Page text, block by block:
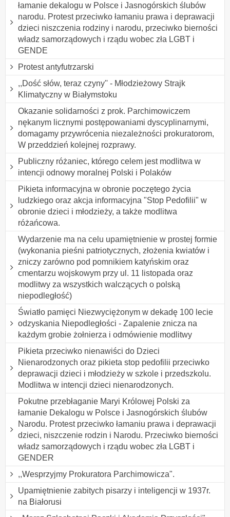
łamanie dekalogu w Polsce i Jasnogórskich ślubów
narodu. Protest przeciwko łamaniu prawa i deprawacji
dzieci niszczenia rodziny i narodu, przeciwko bierności
władz samorządowych i rządu wobec zła LGBT i
GENDE
Protest antyfutrzarski
,,Dość słów, teraz czyny'' - Młodzieżowy Strajk
Klimatyczny w Białymstoku
Okazanie solidarności z prok. Parchimowiczem
nękanym licznymi postępowaniami dyscyplinarnymi,
domagamy przywrócenia niezależności prokuratorom,
W przeddzień kolejnej rozprawy.
Publiczny różaniec, którego celem jest modlitwa w
intencji odnowy moralnej Polski i Polaków
Pikieta informacyjna w obronie poczętego życia
ludzkiego oraz akcja informacyjna "Stop Pedofilii" w
obronie dzieci i młodzieży, a także modlitwa
różańcowa.
Wydarzenie ma na celu upamiętnienie w prostej formie
(wykonania pieśni patriotycznych, złożenia kwiatów i
zniczy zarówno pod pomnikiem katyńskim oraz
cmentarzu wojskowym przy ul. 11 listopada oraz
modlitwy za wszystkich walczących o polską
niepodległość)
Światło pamięci Niezwyciężonym w dekadę 100 lecie
odzyskania Niepodległości - Zapalenie znicza na
każdym grobie żołnierza i odmówienie modlitwy
Pikieta przeciwko nienawiści do Dzieci
Nienarodzonych oraz pikieta stop pedofilii przeciwko
deprawacji dzieci i młodzieży w szkole i przedszkolu.
Modlitwa w intencji dzieci nienarodzonych.
Pokutne przebłaganie Maryi Królowej Polski za
łamanie Dekalogu w Polsce i Jasnogórskich ślubów
Narodu. Protest przeciwko łamaniu prawa i deprawacji
dzieci, niszczenie rodzin i Narodu. Przeciwko bierności
władz samorządowych i rządu wobec zła LGBT i
GENDER
,,Wesprzyjmy Prokuratora Parchimowicza".
Upamiętnienie zabitych pisarzy i inteligencji w 1937r.
na Białorusi